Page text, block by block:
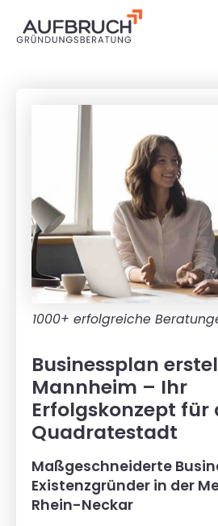
Businessplan
Mannheim – Ihr
Erfolgskonzept für
Quadratestadt
Maßgeschneiderte
Existenzgründer in der
Rhein-Neckar
1000+ erfolgreiche